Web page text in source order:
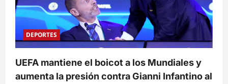
DEPORTES
UEFA mantiene el boicot a los Mundiales y
aumenta la presión contra Gianni Infantino al